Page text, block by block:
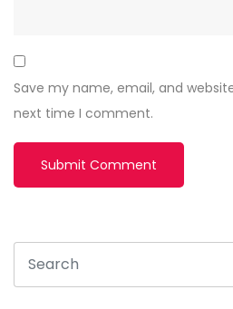
Save my name, email, and
next time I comment.